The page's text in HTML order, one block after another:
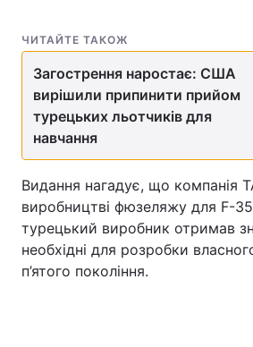
ЧИТАЙТЕ ТАКОЖ
Загострення наростає: США
вирішили припинити прийом
турецьких льотчиків для
навчання
Видання нагадує, що компанія
виробництві фюзеляжу для F-
турецький виробник отримав
необхідні для розробки
п’ятого покоління.